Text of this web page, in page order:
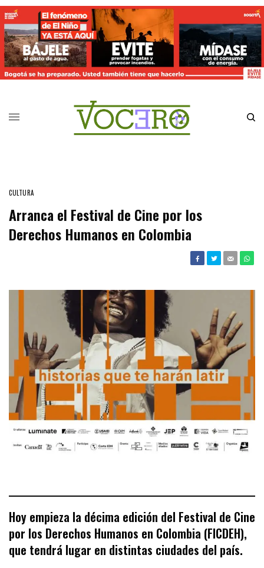
CULTURA
Arranca el Festival de Cine por los
Derechos Humanos en Colombia
Hoy empieza la décima edición del Festival de Cine
por los Derechos Humanos en Colombia (FICDEH),
que tendrá lugar en distintas ciudades del país.